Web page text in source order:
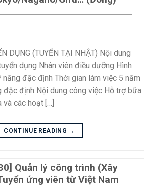
DỤNG (TUYỂN TẠI NHẬT) Nội dung
dụng Nhân viên điều dưỡng Hình
năng đặc định Thời gian làm việc 5 năm
đặc định Nội dung công việc Hỗ trợ bữa
và các hoạt […]
CONTINUE READING →
Quản lý công trình (Xây
ứng viên từ Việt Nam